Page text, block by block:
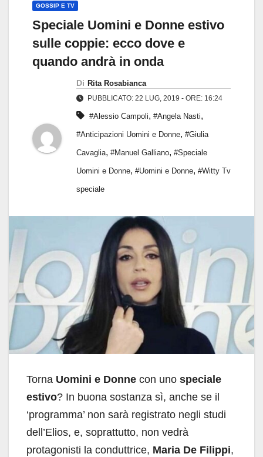
GOSSIP E TV
Speciale Uomini e Donne estivo
sulle coppie: ecco dove e
quando andrà in onda
Di Rita Rosabianca
PUBBLICATO: 22 LUG, 2019 - ORE: 16:24
#Alessio Campoli, #Angela Nasti,
#Anticipazioni Uomini e Donne, #Giulia
Cavaglia, #Manuel Galliano, #Speciale
Uomini e Donne, #Uomini e Donne, #Witty Tv
speciale
Torna Uomini e Donne con uno speciale
estivo? In buona sostanza sì, anche se il
‘programma’ non sarà registrato negli studi
dell’Elios, e, soprattutto, non vedrà
protagonisti la conduttrice, Maria De Filippi,